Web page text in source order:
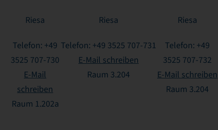
Riesa
Telefon: +49
3525 707-730
E-Mail
schreiben
Raum 1.202a
Riesa
Telefon: +49 3525 707-731
E-Mail schreiben
Raum 3.204
Riesa
Telefon: +49
3525 707-732
E-Mail schreiben
Raum 3.204